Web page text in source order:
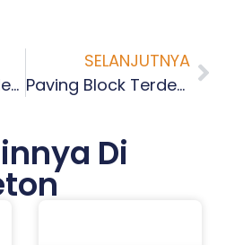
Paving Block Terdekat Suka Asih Tangerang
SELANJUTNYA
Paving Block Terdekat Sukasari Tangerang
Di